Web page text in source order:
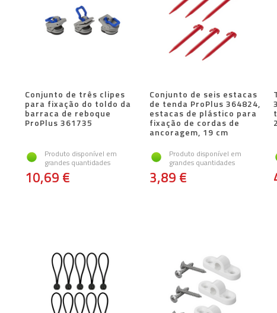
Conjunto de três clipes
para fixação do toldo da
barraca de reboque
ProPlus 361735
Produto disponível em
grandes quantidades
10,69 €
Conjunto de seis estacas
de tenda ProPlus 364824,
estacas de plástico para
fixação de cordas de
ancoragem, 19 cm
Produto disponível em
grandes quantidades
3,89 €